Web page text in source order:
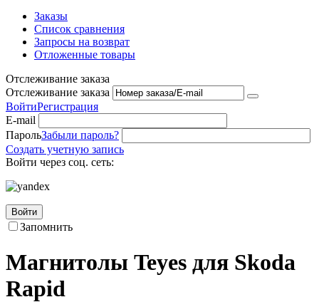
Заказы
Список сравнения
Запросы на возврат
Отложенные товары
Отслеживание заказа
Отслеживание заказа
ВойтиРегистрация
E-mail
ПарольЗабыли пароль?
Создать учетную запись
Войти через соц. сеть:
Войти
Запомнить
Магнитолы Teyes для Skoda
Rapid